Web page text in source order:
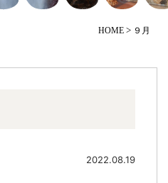
HOME > ９月
2022.08.19